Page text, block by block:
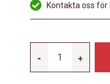
Kontakta oss för
-
AD17E-
+